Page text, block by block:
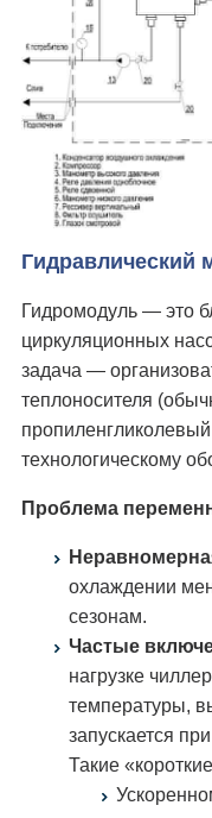
Гидравлический
Гидромодуль — это
циркуляционных
задача —
теплоносителя
технологическому
Проблема
охлаждении
сезонам.
Частые
нагрузке
температуры,
запускается
Такие